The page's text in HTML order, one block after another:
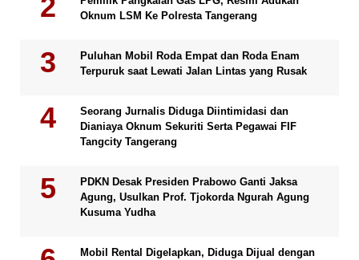
Oknum LSM Ke Polresta Tangerang
Puluhan Mobil Roda Empat dan Roda Enam
Terpuruk saat Lewati Jalan Lintas yang Rusak
Seorang Jurnalis Diduga Diintimidasi dan
Dianiaya Oknum Sekuriti Serta Pegawai FIF
Tangcity Tangerang
PDKN Desak Presiden Prabowo Ganti Jaksa
Agung, Usulkan Prof. Tjokorda Ngurah Agung
Kusuma Yudha
Mobil Rental Digelapkan, Diduga Dijual dengan